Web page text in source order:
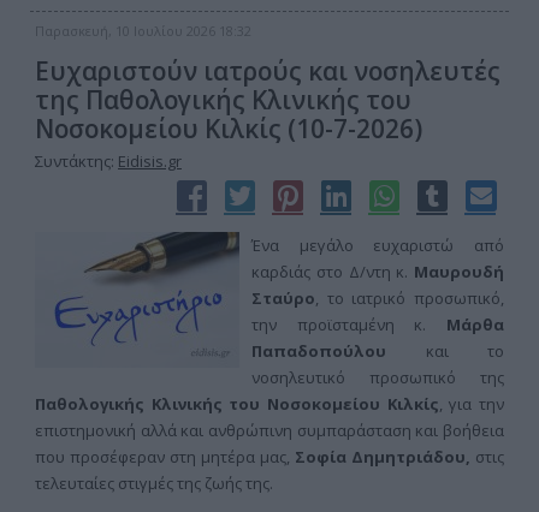
Παρασκευή, 10 Ιουλίου 2026 18:32
Ευχαριστούν ιατρούς και νοσηλευτές
της Παθολογικής Κλινικής του
Νοσοκομείου Κιλκίς (10-7-2026)
Συντάκτης: Eidisis.gr
Ένα μεγάλο ευχαριστώ από
καρδιάς στο Δ/ντη κ. Μαυρουδή
Σταύρο, το ιατρικό προσωπικό,
την προϊσταμένη κ. Μάρθα
Παπαδοπούλου και το
νοσηλευτικό προσωπικό της
Παθολογικής Κλινικής του Νοσοκομείου Κιλκίς, για την
επιστημονική αλλά και ανθρώπινη συμπαράσταση και βοήθεια
που προσέφεραν στη μητέρα μας, Σοφία Δημητριάδου, στις
τελευταίες στιγμές της ζωής της.